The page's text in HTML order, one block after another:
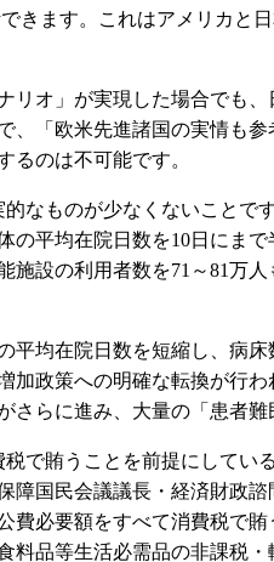
きます。これはアメリカと
オ」が実現した場合でも
「欧米先進諸国の実情も
るのは不可能です。
なものが少なくないことで
平均在院日数を10日にま
設の利用者数を71～81万
均在院日数を短縮し、病
政策への明確な転換が行
らに進み、大量の「患者難
で賄うことを前提にしてい
国民会議議長・経済財政
必要額をすべて消費税で
品等生活必需品の非課税